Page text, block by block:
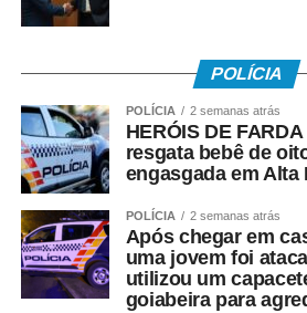
setores como transporte
dessas atividades impactará
os estados disputarão turistas,
Por isso, precisamos nos
produtos turísticos e fortalecer
Durante o painel, os consultores da
e Ilson Sanches abordaram o tema
impactos e desafios nos
turístico do estado”.
POLÍCIA
POLÍCIA 2 semanas atrás
HERÓIS DE
resgata bebê de
engasgada em Alta
POLÍCIA 2 semanas atrás
Após chegar em
uma jovem foi
utilizou um
goiabeira para